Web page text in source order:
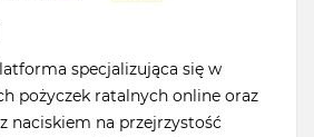
specjalizująca się w
pożyczek ratalnych online oraz
naciskiem na przejrzystość